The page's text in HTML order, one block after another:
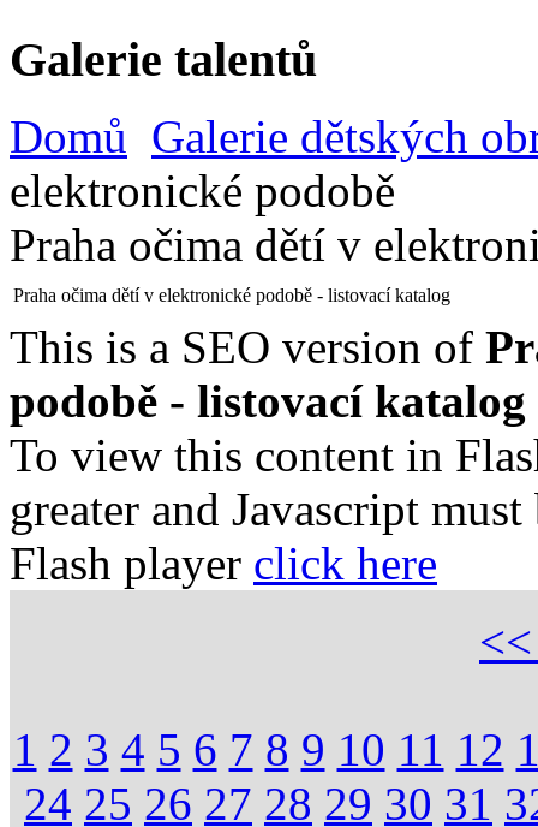
Galerie talentů
Domů Galerie dětských
elektronické podobě
Praha očima dětí v
Praha očima dětí v elektronické podobě - listovací katalog
This is a SEO version of
podobě - listovací katalog
To view this content in
greater and Javascript
Flash player click here
1 2 3 4 5 6 7 8 9 10 11 12
24 25 26 27 28 29 30 31